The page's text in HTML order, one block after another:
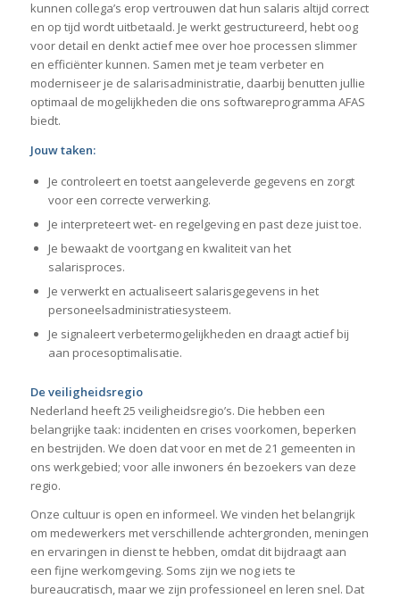
kunnen collega’s erop vertrouwen dat hun salaris altijd correct
en op tijd wordt uitbetaald. Je werkt gestructureerd, hebt oog
voor detail en denkt actief mee over hoe processen slimmer
en efficiënter kunnen. Samen met je team verbeter en
moderniseer je de salarisadministratie, daarbij benutten jullie
optimaal de mogelijkheden die ons softwareprogramma AFAS
biedt.
Jouw taken:
Je controleert en toetst aangeleverde gegevens en zorgt
voor een correcte verwerking.
Je interpreteert wet- en regelgeving en past deze juist toe.
Je bewaakt de voortgang en kwaliteit van het
salarisproces.
Je verwerkt en actualiseert salarisgegevens in het
personeelsadministratiesysteem.
Je signaleert verbetermogelijkheden en draagt actief bij
aan procesoptimalisatie.
De veiligheidsregio
Nederland heeft 25 veiligheidsregio’s. Die hebben een
belangrijke taak: incidenten en crises voorkomen, beperken
en bestrijden. We doen dat voor en met de 21 gemeenten in
ons werkgebied; voor alle inwoners én bezoekers van deze
regio.
Onze cultuur is open en informeel. We vinden het belangrijk
om medewerkers met verschillende achtergronden, meningen
en ervaringen in dienst te hebben, omdat dit bijdraagt aan
een fijne werkomgeving. Soms zijn we nog iets te
bureaucratisch, maar we zijn professioneel en leren snel. Dat